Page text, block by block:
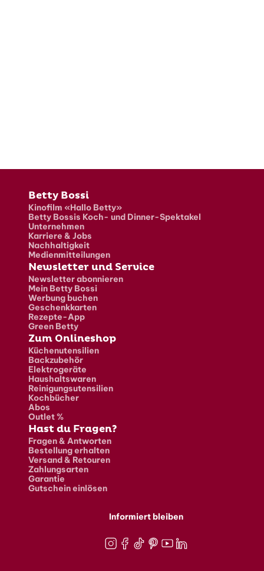
Fusszeile
Betty Bossi
Kinofilm «Hallo Betty»
Betty Bossis Koch- und Dinner-Spektakel
Unternehmen
Karriere & Jobs
Nachhaltigkeit
Medienmitteilungen
Newsletter und Service
Newsletter abonnieren
Mein Betty Bossi
Werbung buchen
Geschenkkarten
Rezepte-App
Green Betty
Zum Onlineshop
Küchenutensilien
Backzubehör
Elektrogeräte
Haushaltswaren
Reinigungsutensilien
Kochbücher
Abos
Outlet %
Hast du Fragen?
Fragen & Antworten
Bestellung erhalten
Versand & Retouren
Zahlungsarten
Garantie
Gutschein einlösen
Informiert bleiben